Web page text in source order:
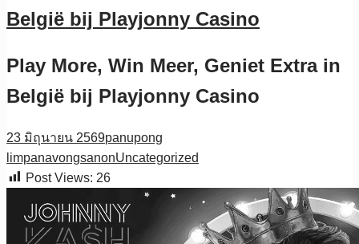
België bij Playjonny Casino
Play More, Win Meer, Geniet Extra in
België bij Playjonny Casino
23 มิถุนายน 2569panupong
limpanavongsanonUncategorized
Post Views: 26